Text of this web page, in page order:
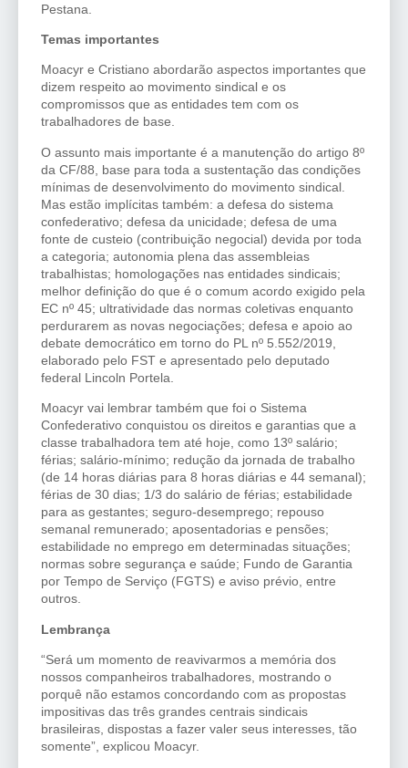
Pestana.
Temas importantes
Moacyr e Cristiano abordarão aspectos importantes que
dizem respeito ao movimento sindical e os
compromissos que as entidades tem com os
trabalhadores de base.
O assunto mais importante é a manutenção do artigo 8º
da CF/88, base para toda a sustentação das condições
mínimas de desenvolvimento do movimento sindical.
Mas estão implícitas também: a defesa do sistema
confederativo; defesa da unicidade; defesa de uma
fonte de custeio (contribuição negocial) devida por toda
a categoria; autonomia plena das assembleias
trabalhistas; homologações nas entidades sindicais;
melhor definição do que é o comum acordo exigido pela
EC nº 45; ultratividade das normas coletivas enquanto
perdurarem as novas negociações; defesa e apoio ao
debate democrático em torno do PL nº 5.552/2019,
elaborado pelo FST e apresentado pelo deputado
federal Lincoln Portela.
Moacyr vai lembrar também que foi o Sistema
Confederativo conquistou os direitos e garantias que a
classe trabalhadora tem até hoje, como 13º salário;
férias; salário-mínimo; redução da jornada de trabalho
(de 14 horas diárias para 8 horas diárias e 44 semanal);
férias de 30 dias; 1/3 do salário de férias; estabilidade
para as gestantes; seguro-desemprego; repouso
semanal remunerado; aposentadorias e pensões;
estabilidade no emprego em determinadas situações;
normas sobre segurança e saúde; Fundo de Garantia
por Tempo de Serviço (FGTS) e aviso prévio, entre
outros.
Lembrança
“Será um momento de reavivarmos a memória dos
nossos companheiros trabalhadores, mostrando o
porquê não estamos concordando com as propostas
impositivas das três grandes centrais sindicais
brasileiras, dispostas a fazer valer seus interesses, tão
somente”, explicou Moacyr.